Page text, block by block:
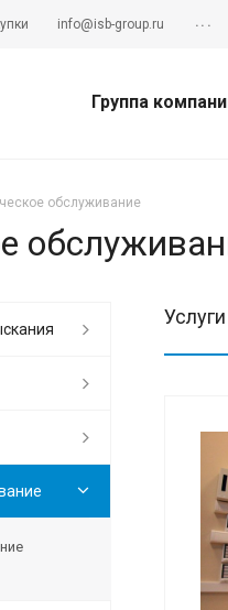
info@isb-group.ru ...
Группа
обслуживание